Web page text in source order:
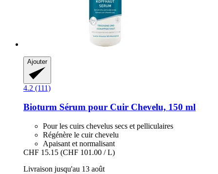
Ajouter
4.2 (111)
Bioturm Sérum pour Cuir Chevelu, 150 ml
Pour les cuirs chevelus secs et pelliculaires
Régénère le cuir chevelu
Apaisant et normalisant
CHF 15.15 (CHF 101.00 / L)
Livraison jusqu'au 13 août